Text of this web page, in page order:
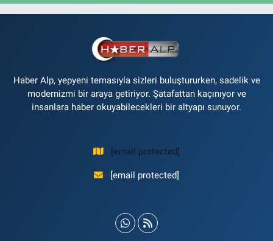
Haber Alp, yepyeni temasıyla sizleri buluştururken, sadelik ve
modernizmi bir araya getiriyor. Şatafattan kaçınıyor ve
insanlara haber okuyabilecekleri bir altyapı sunuyor.
[email protected]
[email protected]